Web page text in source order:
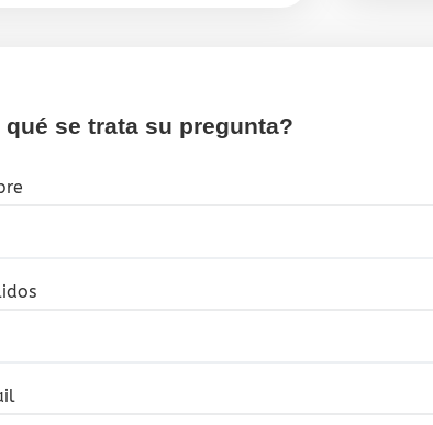
qué se trata su pregunta?